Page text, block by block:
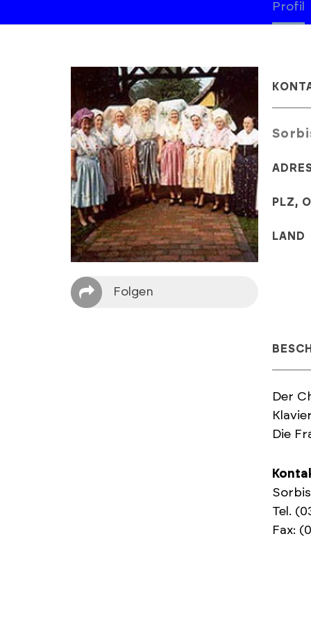
Profil
Folgen
PLZ,
LAND
Der
Die
Tel.
Fax: